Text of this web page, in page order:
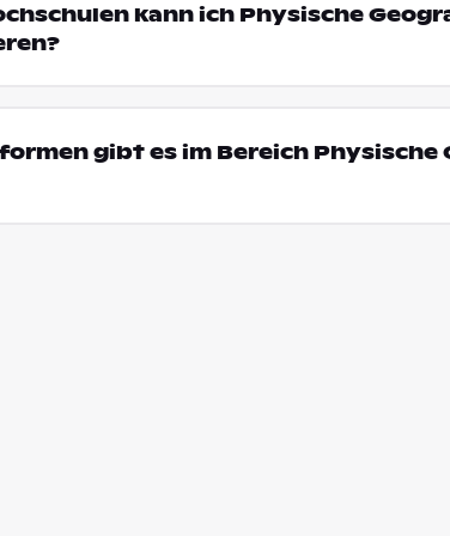
kann ich Physische
gibt es im Bereich Physische